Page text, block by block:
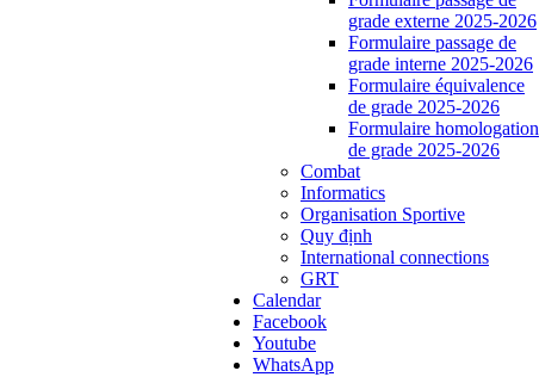
grade externe 2025-2026
Formulaire passage de
grade interne 2025-2026
Formulaire équivalence
de grade 2025-2026
Formulaire homologation
de grade 2025-2026
Combat
Informatics
Organisation Sportive
Quy định
International connections
GRT
Calendar
Facebook
Youtube
WhatsApp